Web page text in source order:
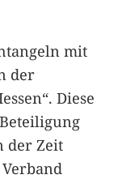
mit
der
Diese
der Zeit